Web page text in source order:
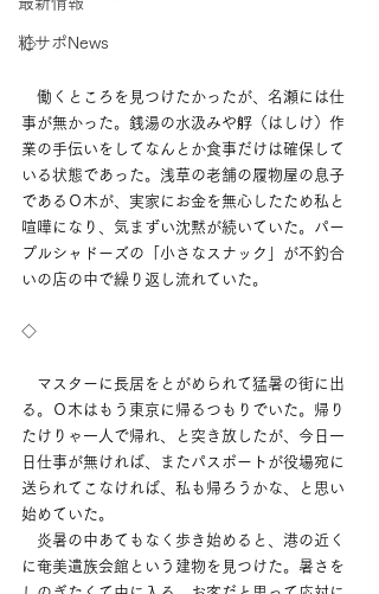
粧サポNews
◇
働くところを見つけたかったが、名瀬には仕
事が無かった。銭湯の水汲みや艀（はしけ）作
業の手伝いをしてなんとか食事だけは確保して
いる状態であった。浅草の老舗の履物屋の息子
であるＯ木が、実家にお金を無心したため私と
喧嘩になり、気まずい沈黙が続いていた。パー
プルシャドーズの「小さなスナック」が不釣合
いの店の中で繰り返し流れていた。
◇
マスターに長居をとがめられて猛暑の街に出
る。Ｏ木はもう東京に帰るつもりでいた。帰り
たけりゃ一人で帰れ、と突き放したが、今日一
日仕事が無ければ、またパスポートが役場宛に
送られてこなければ、私も帰ろうかな、と思い
始めていた。
炎暑の中あてもなく歩き始めると、港の近く
に奄美遺族会館という建物を見つけた。暑さを